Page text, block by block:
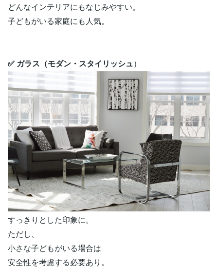
どんなインテリアにもなじみやすい。
子どもがいる家庭にも人気。
✅ ガラス（モダン・スタイリッシュ）
すっきりとした印象に。
ただし、
小さな子どもがいる場合は
安全性を考慮する必要あり。